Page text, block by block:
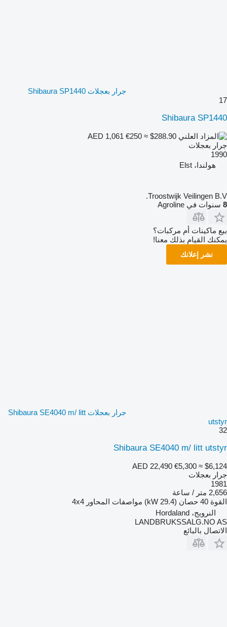
جرار بعجلات Shibaura SP1440
17
Shibaura SP1440
€250 ≈ $288.90
جرار بعجلات
1990
هولندا، Elst
Troostwijk Veilingen B.V.
8 سنوات في Agroline
بيع ماكينات أم مركبات؟
يمكنك القيام بذلك معنا!
نشر إعلانك
جرار بعجلات Shibaura SE4040 m/ litt
utstyr
32
Shibaura SE4040 m/ litt utstyr
AED 22,490 €5,300 ≈ $6,124
جرار بعجلات
1981
2,656 متر / ساعة
القوة 40 حصان (29.4 kW) مواصفات المحاور 4x4
النرويج، Hordaland
LANDBRUKSSALG.NO AS
الاتصال بالبائع